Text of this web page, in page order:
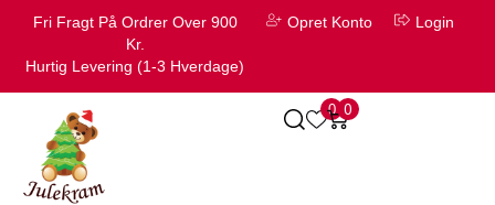
Fri Fragt På Ordrer Over 900
Kr.
Hurtig Levering (1-3 Hverdage)
Opret Konto Login
0 0